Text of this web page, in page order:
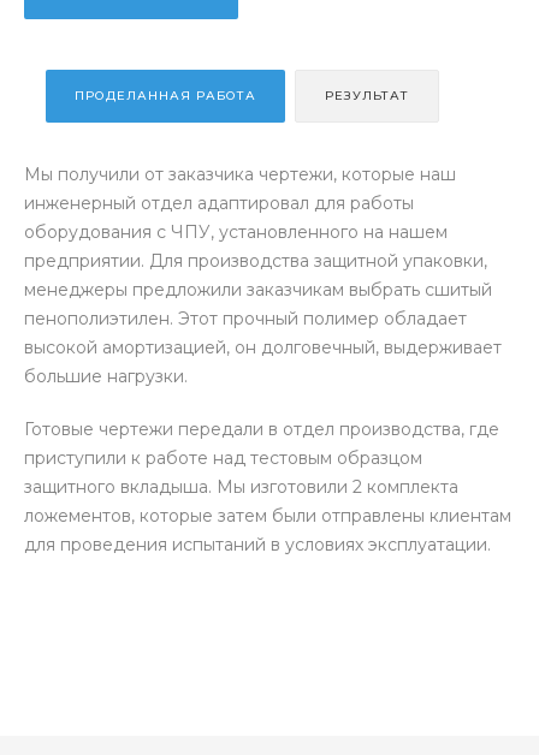
ПРОДЕЛАННАЯ РАБОТА РЕЗУЛЬТАТ
Мы получили от заказчика чертежи, которые наш
инженерный отдел адаптировал для работы
оборудования с ЧПУ, установленного на нашем
предприятии. Для производства защитной упаковки,
менеджеры предложили заказчикам выбрать сшитый
пенополиэтилен. Этот прочный полимер обладает
высокой амортизацией, он долговечный, выдерживает
большие нагрузки.
Готовые чертежи передали в отдел производства, где
приступили к работе над тестовым образцом
защитного вкладыша. Мы изготовили 2 комплекта
ложементов, которые затем были отправлены клиентам
для проведения испытаний в условиях эксплуатации.